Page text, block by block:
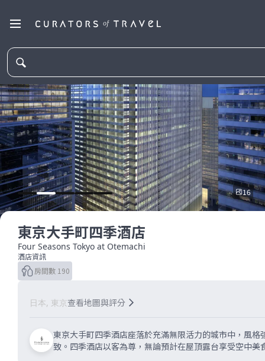
16
東京大手町四季酒店
Four Seasons Tokyo at Otemachi
酒店資訊
房間數 190
日本, 東京 查看地圖與評分
東京大手町四季酒店座落於充滿無限活力的城市中，風
致。四季酒店以客為尊，無論預計在屋頂露台享受空中